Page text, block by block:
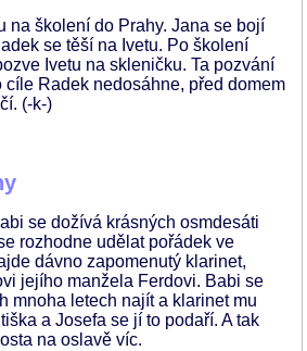
na školení do Prahy. Jana se bojí
se těší na Ivetu. Po školení
Ivetu na skleničku. Ta pozvání
cíle Radek nedosáhne, před domem
(-k-)
se dožívá krásných osmdesáti
rozhodne udělat pořádek ve
dávno zapomenutý klarinet,
jejího manžela Ferdovi. Babi se
mnoha letech najít a klarinet mu
a Josefa se jí to podaří. A tak
na oslavě víc.